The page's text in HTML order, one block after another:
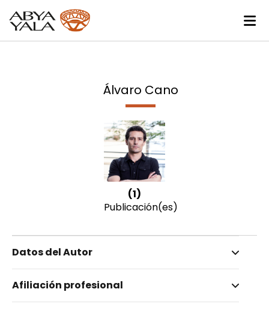
Álvaro Cano
(1)
Publicación(es)
Datos del Autor
Cano, Álvaro
Afiliación profesional